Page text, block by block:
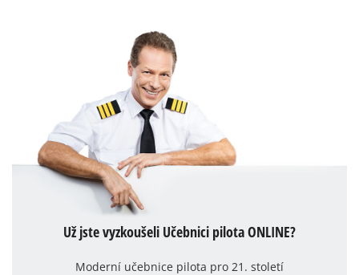
Už jste vyzkoušeli Učebnici pilota ONLINE?
Moderní učebnice pilota pro 21. století